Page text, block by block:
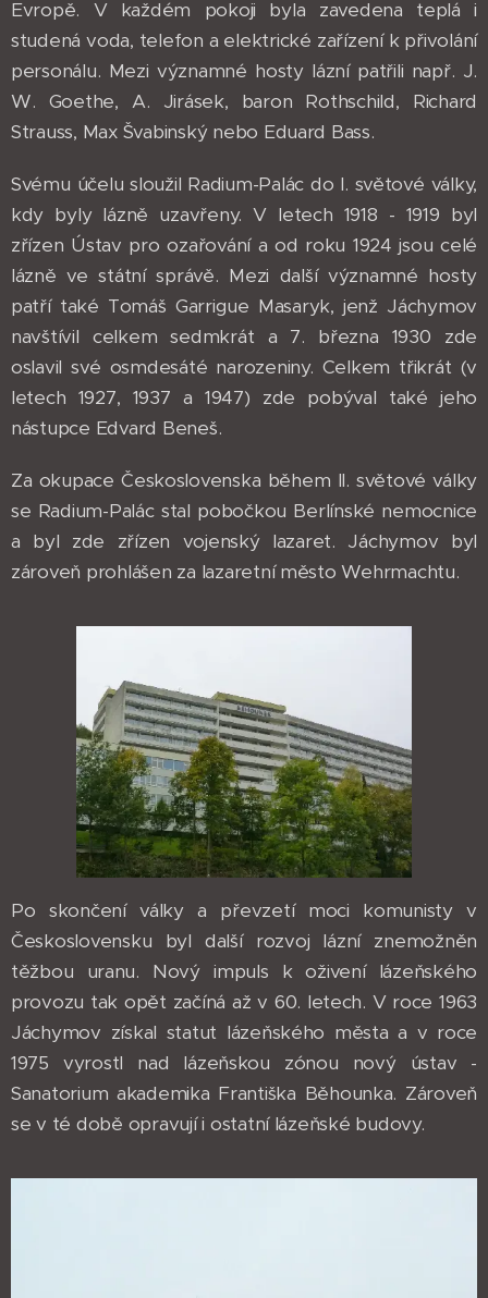
Evropě. V každém pokoji byla zavedena teplá i
studená voda, telefon a elektrické zařízení k přivolání
personálu. Mezi významné hosty lázní patřili např. J.
W. Goethe, A. Jirásek, baron Rothschild, Richard
Strauss, Max Švabinský nebo Eduard Bass.
Svému účelu sloužil Radium-Palác do I. světové války,
kdy byly lázně uzavřeny. V letech 1918 - 1919 byl
zřízen Ústav pro ozařování a od roku 1924 jsou celé
lázně ve státní správě. Mezi další významné hosty
patří také Tomáš Garrigue Masaryk, jenž Jáchymov
navštívil celkem sedmkrát a 7. března 1930 zde
oslavil své osmdesáté narozeniny. Celkem třikrát (v
letech 1927, 1937 a 1947) zde pobýval také jeho
nástupce Edvard Beneš.
Za okupace Československa během II. světové války
se Radium-Palác stal pobočkou Berlínské nemocnice
a byl zde zřízen vojenský lazaret. Jáchymov byl
zároveň prohlášen za lazaretní město Wehrmachtu.
Po skončení války a převzetí moci komunisty v
Československu byl další rozvoj lázní znemožněn
těžbou uranu. Nový impuls k oživení lázeňského
provozu tak opět začíná až v 60. letech. V roce 1963
Jáchymov získal statut lázeňského města a v roce
1975 vyrostl nad lázeňskou zónou nový ústav -
Sanatorium akademika Františka Běhounka. Zároveň
se v té době opravují i ostatní lázeňské budovy.